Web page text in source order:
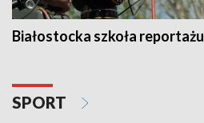
Białostocka szkoła reportażu
SPORT